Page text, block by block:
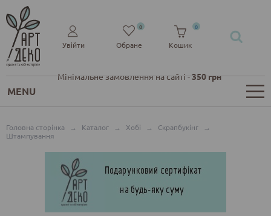
Мінімальне замовлення на сайті -350 грн
Увійти Обране
0
Кошик
0
MENU
Головна сторінка → Каталог → Хобі → Скрапбукінг
→
Штампування